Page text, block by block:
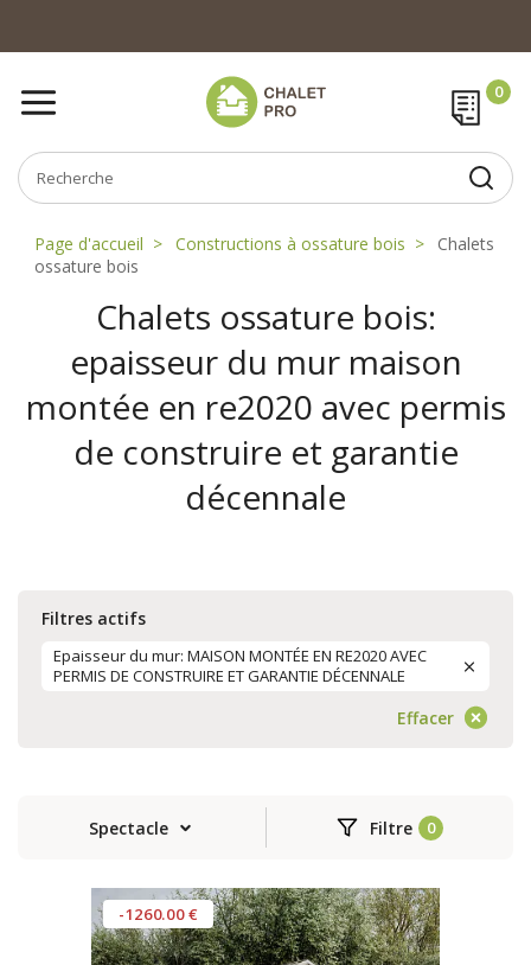
Page d'accueil Constructions à ossature bois
Chalets
ossature bois
Chalets ossature bois:
epaisseur du mur maison
montée en re2020 avec permis
de construire et garantie
décennale
Filtres actifs
Epaisseur du mur: MAISON MONTÉE EN RE2020 AVEC
PERMIS DE CONSTRUIRE ET GARANTIE DÉCENNALE
Effacer
Spectacle Filtre
-1260.00 €